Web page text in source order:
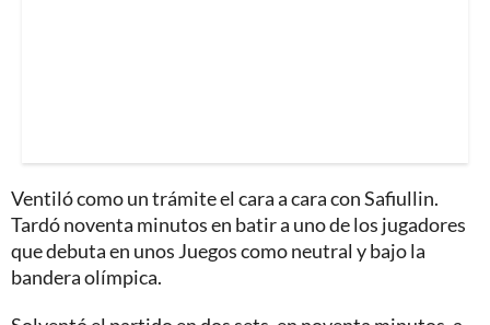
Ventiló como un trámite el cara a cara con Safiullin.
Tardó noventa minutos en batir a uno de los jugadores
que debuta en unos Juegos como neutral y bajo la
bandera olímpica.